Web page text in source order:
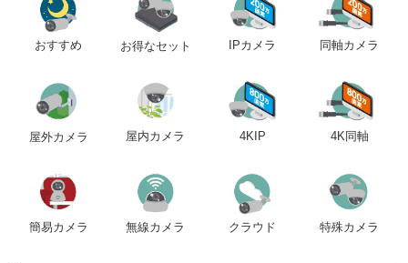
おすすめ お得なセット IPカメラ 同軸カメラ
屋外カメラ 屋内カメラ 4KIP 4K同軸
簡易カメラ 無線カメラ クラウド 特殊カメラ